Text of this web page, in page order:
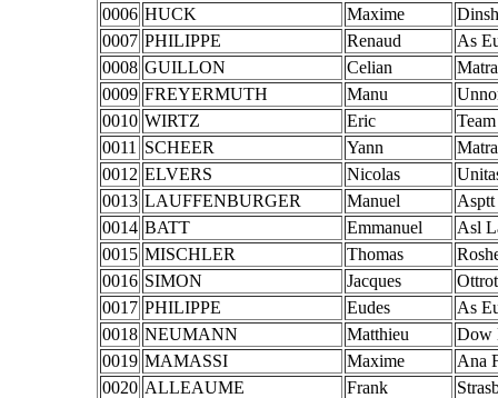
0006 HUCK Maxime
0007 PHILIPPE Renaud
As
0008 GUILLON Celian
0009 FREYERMUTH Manu
0010 WIRTZ Eric
0011
SCHEER Yann
0012 ELVERS Nicolas
0013 LAUFFENBURGER Manuel
Asptt
0014 BATT Emmanuel
Asl
0015 MISCHLER Thomas
0016 SIMON Jacques
0017 PHILIPPE Eudes
As
0018 NEUMANN Matthieu
Dow
0019 MAMASSI Maxime
Ana
0020 ALLEAUME Frank